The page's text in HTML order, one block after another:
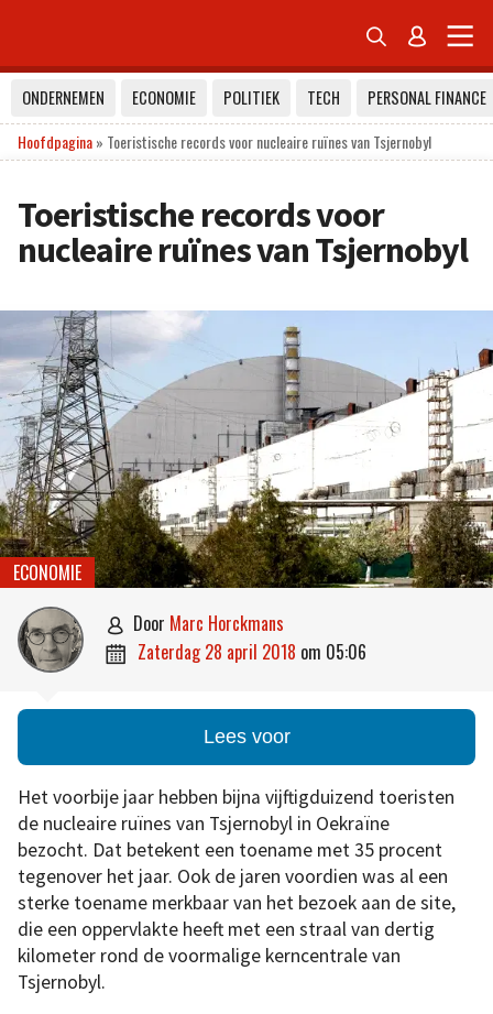
 
ONDERNEMEN ECONOMIE POLITIEK TECH
PERSONAL FINANCE
Hoofdpagina» Toeristische records voor nucleaire ruïnes van Tsjernobyl
Toeristische records voor
nucleaire ruïnes van Tsjernobyl
ECONOMIE
 door Marc Horckmans
 zaterdag 28 april 2018 om 05:06
Lees voor
Het voorbije jaar hebben bijna vijftigduizend toeristen
de nucleaire ruïnes van Tsjernobyl in Oekraïne
bezocht. Dat betekent een toename met 35 procent
tegenover het jaar. Ook de jaren voordien was al een
sterke toename merkbaar van het bezoek aan de site,
die een oppervlakte heeft met een straal van dertig
kilometer rond de voormalige kerncentrale van
Tsjernobyl.